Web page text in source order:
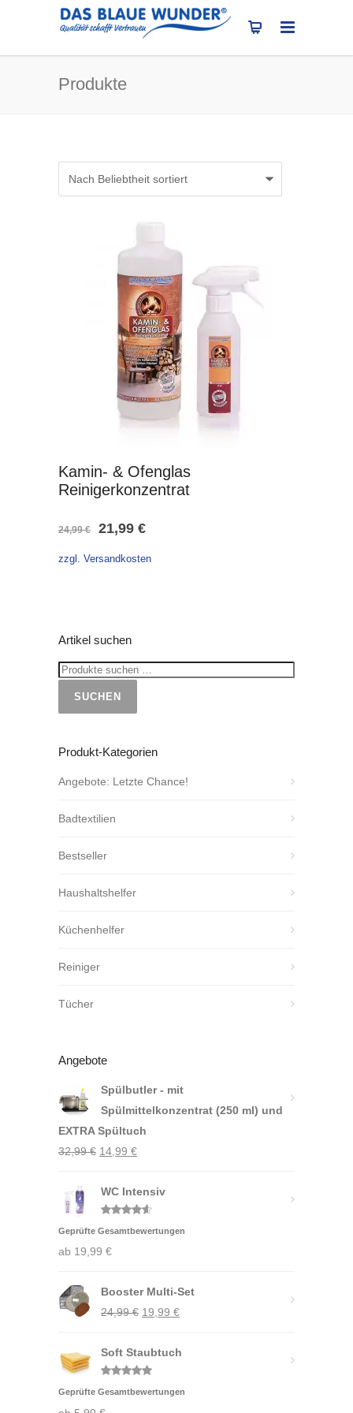
Produkte
Kamin- & Ofenglas
Reinigerkonzentrat
24,99€
Ursprünglicher
Preis
21,99 €Aktueller
Preis
zzgl. Versandkosten
Artikel suchen
SUCHEN
Produkt-Kategorien
Angebote: Letzte Chance!
Badtextilien
Bestseller
Haushaltshelfer
Küchenhelfer
Reiniger
Tücher
Angebote
Spülbutler - mit
Spülmittelkonzentrat (250 ml) und
EXTRA Spültuch
32,99€ Ursprünglicher
war:
32,99 €
14,99 €Aktueller
ist:
14,99 €.
WC Intensiv
Bewertet
mit4.50
Geprüfte Gesamtbewertungen
ab 19,99 €
Booster Multi-Set
24,99€ Ursprünglicher
war:
24,99 €
19,99 €Aktueller
ist:
Soft Staubtuch
Bewertet
mit5.00
Geprüfte Gesamtbewertungen